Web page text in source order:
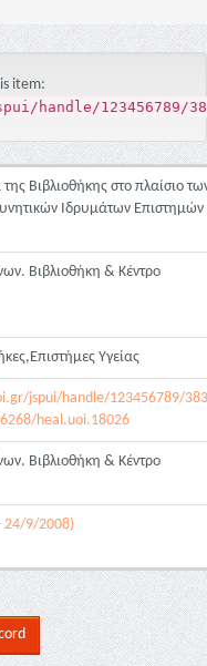
item:
handle/123456789/
Βιβλιοθήκης στο πλαίσιο
Ιδρυμάτων Επιστημών
Βιβλιοθήκη & Κέντρο
Υγείας
jspui/handle/123456789/
heal.uoi.18026
Βιβλιοθήκη & Κέντρο
24/9/2008)